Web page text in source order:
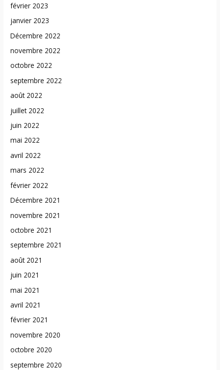
février 2023
janvier 2023
Décembre 2022
novembre 2022
octobre 2022
septembre 2022
août 2022
juillet 2022
juin 2022
mai 2022
avril 2022
mars 2022
février 2022
Décembre 2021
novembre 2021
octobre 2021
septembre 2021
août 2021
juin 2021
mai 2021
avril 2021
février 2021
novembre 2020
octobre 2020
septembre 2020